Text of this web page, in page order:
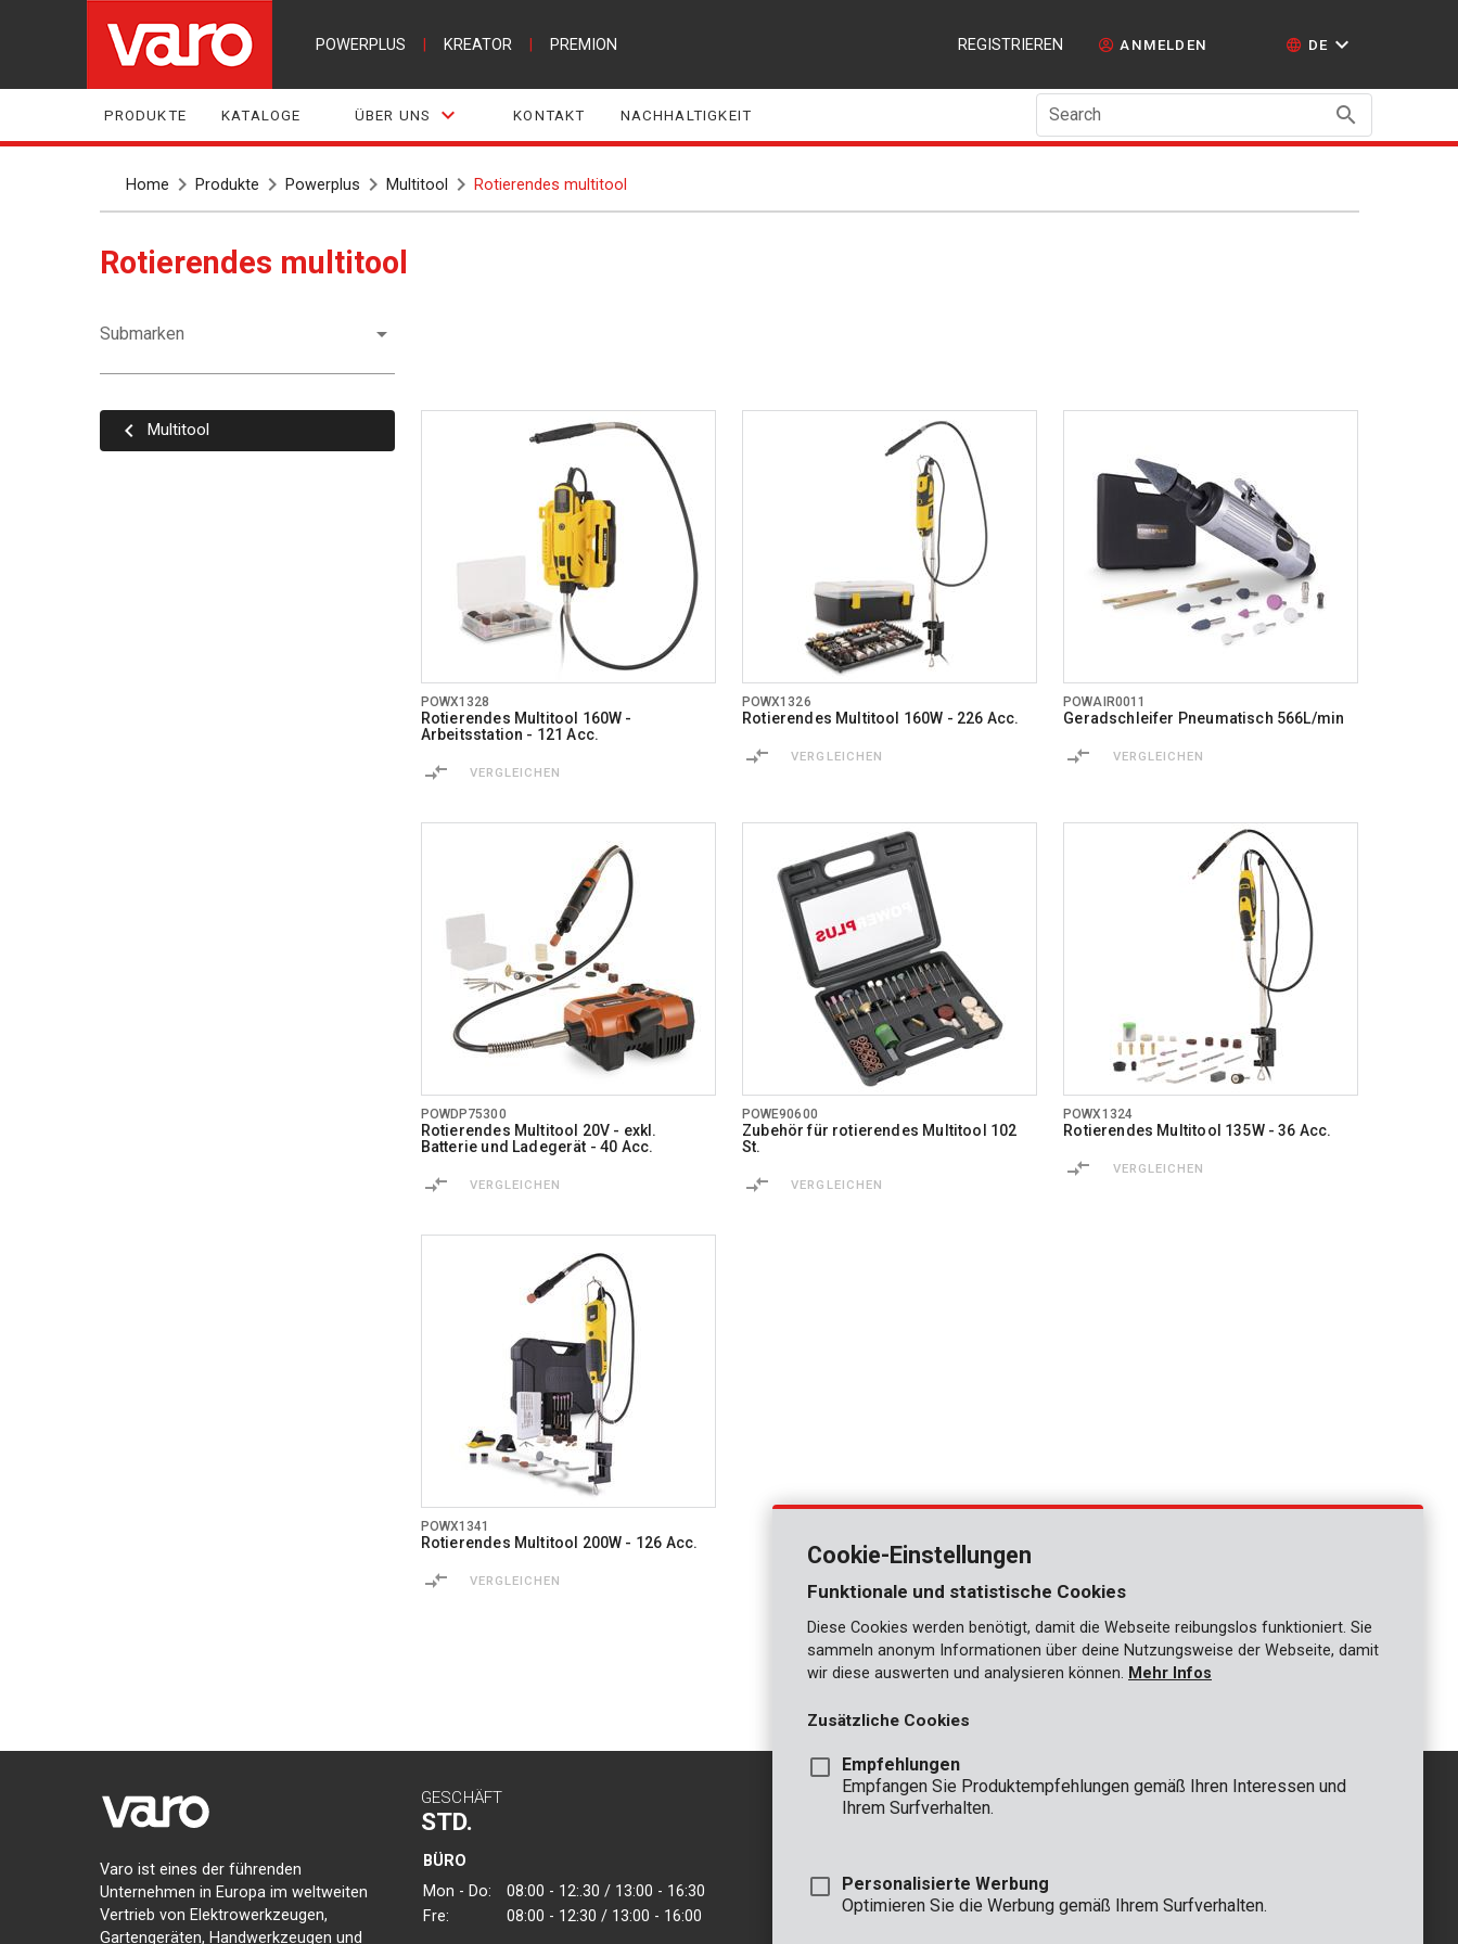
POWERPLUS KREATOR PREMION REGISTRIEREN ANMELDEN DE
PRODUKTE KATALOGE ÜBER UNS KONTAKT NACHHALTIGKEIT Search
Home Produkte Powerplus Multitool Rotierendes multitool
Rotierendes multitool
Submarken
Multitool
POWX1328
Rotierendes Multitool 160W -
Arbeitsstation - 121 Acc.
VERGLEICHEN
POWX1326
Rotierendes Multitool 160W - 226 Acc.
VERGLEICHEN
POWAIR0011
Geradschleifer Pneumatisch 566L/min
VERGLEICHEN
POWDP75300
Rotierendes Multitool 20V - exkl.
Batterie und Ladegerät - 40 Acc.
VERGLEICHEN
POWE90600
Zubehör für rotierendes Multitool 102
St.
VERGLEICHEN
POWX1324
Rotierendes Multitool 135W - 36 Acc.
VERGLEICHEN
POWX1341
Rotierendes Multitool 200W - 126 Acc.
VERGLEICHEN
Varo ist eines der führenden
Unternehmen in Europa im weltweiten
Vertrieb von Elektrowerkzeugen,
Gartengeräten, Handwerkzeugen und
GESCHÄFT
STD.
BÜRO
Mon - Do:
08:00 - 12:.30 / 13:00 - 16:30
Fre:
08:00 - 12:30 / 13:00 - 16:00
KONTAKT
INFO
VARO - Vic. Van Rompuy nv
Joseph Van Instraat 9
+32 (0)3 292 92 92
Cookie-Einstellungen
Funktionale und statistische Cookies
Diese Cookies werden benötigt, damit die Webseite reibungslos funktioniert. Sie
sammeln anonym Informationen über deine Nutzungsweise der Webseite, damit
wir diese auswerten und analysieren können. Mehr Infos
Zusätzliche Cookies
Empfehlungen
Empfangen Sie Produktempfehlungen gemäß Ihren Interessen und
Ihrem Surfverhalten.
Personalisierte Werbung
Optimieren Sie die Werbung gemäß Ihrem Surfverhalten.